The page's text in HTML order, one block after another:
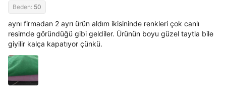
Beden: 50
aynı firmadan 2 ayrı ürün aldım ikisininde renkleri çok canlı
resimde göründüğü gibi geldiler. Ürünün boyu güzel taytla bile
giyilir kalça kapatıyor çünkü.